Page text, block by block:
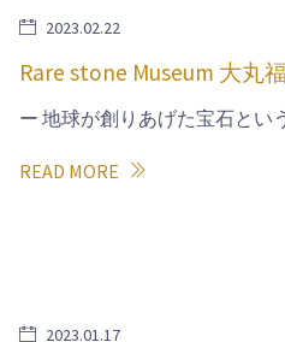
2023.02.22
Rare stone Museum 大丸
ー 地球が創りあげた宝石とい
READ MORE
2023.01.17